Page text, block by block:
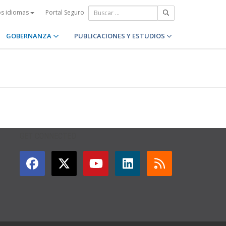
idiomas Portal Seguro
GOBERNANZA PUBLICACIONES Y ESTUDIOS